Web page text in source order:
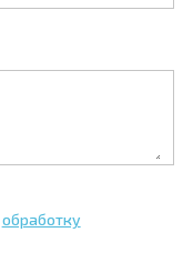
обработку